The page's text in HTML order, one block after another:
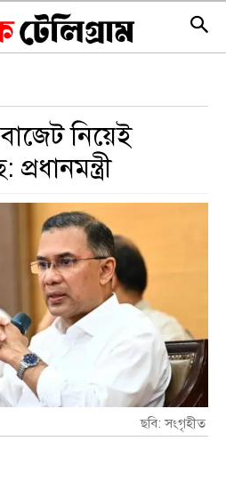
নিয়েই
ছবি: সংগৃহীত